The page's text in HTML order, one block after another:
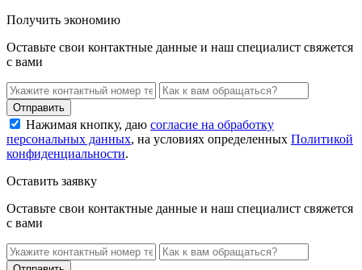
Получить экономию
Оставьте свои контактные данные и наш специалист свяжется
с вами
Нажимая кнопку, даю согласие на обработку
персональных данных, на условиях определенных Политикой
конфиденциальности.
Оставить заявку
Оставьте свои контактные данные и наш специалист свяжется
с вами